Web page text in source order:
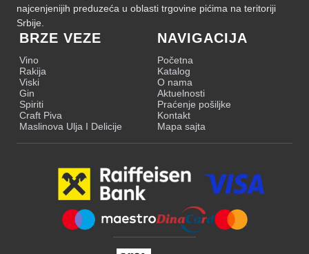
najcenjenijih preduzeća u oblasti trgovine pićima na teritoriji
Srbije.
BRZE VEZE
Vino
Rakija
Viski
Gin
Spiriti
Craft Piva
Maslinova Ulja I Delicije
NAVIGACIJA
Početna
Katalog
O nama
Aktuelnosti
Praćenje pošiljke
Kontakt
Mapa sajta